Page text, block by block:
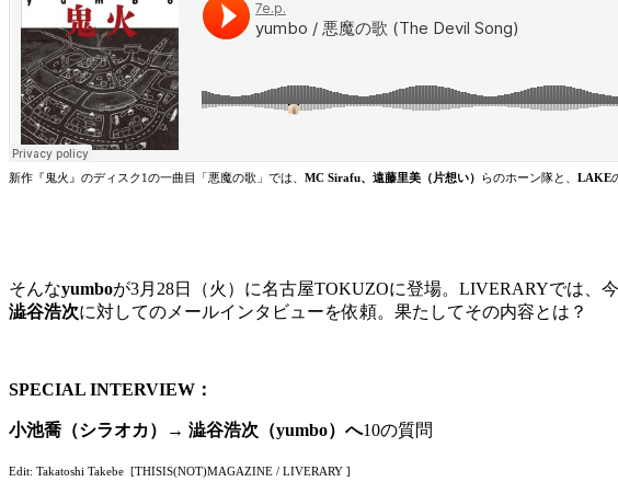
新作『鬼火』のディスク1の一曲目「悪魔の歌」では、 MC Sirafu、遠藤里美（片想い） らのホーン隊と、 LAKE
そんなyumboが3月28日（火）に名古屋TOKUZOに登場。LIVERARYでは、
澁谷浩次に対してのメールインタビューを依頼。果たしてその内容とは？
SPECIAL INTERVIEW：
小池喬（シラオカ） → 澁谷浩次（yumbo）へ10の質問
Edit: Takatoshi Takebe [THISIS(NOT)MAGAZINE / LIVERARY ]